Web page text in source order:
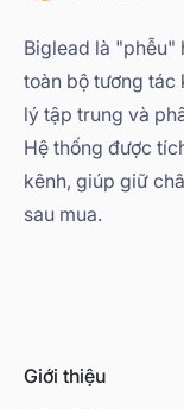
Biglead là "phễu"
toàn bộ tương tác
lý tập trung và
Hệ thống được
kênh, giúp giữ
sau mua.
Giới thiệu